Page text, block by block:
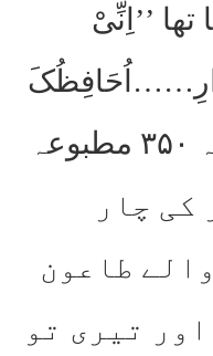
تھا ’’اِنِّیْ
خَاصَّۃ۔ً‘‘(تذکرہ صفحہ ۳۵۰ مطبوعہ
کی چار
طاعون
تیری تو